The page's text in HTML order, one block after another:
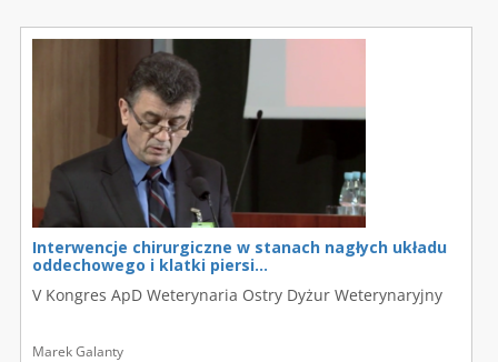
Interwencje chirurgiczne w stanach nagłych układu
oddechowego i klatki piersi...
V Kongres ApD Weterynaria Ostry Dyżur Weterynaryjny
Marek Galanty